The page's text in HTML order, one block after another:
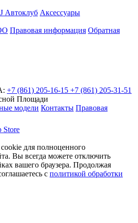
Автоклуб Аксессуары
Правовая информация Обратная
+7 (861) 205-16-15 +7 (861) 205-31-51
Площади
модели Контакты Правовая
Store
для полноценного
Вы всегда можете отключить
вашего браузера. Продолжая
с политикой обработки